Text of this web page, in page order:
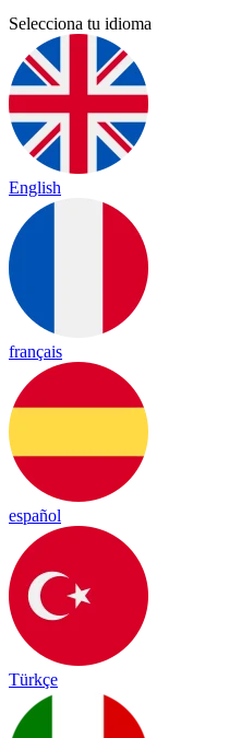
Selecciona tu idioma
English
français
español
Türkçe